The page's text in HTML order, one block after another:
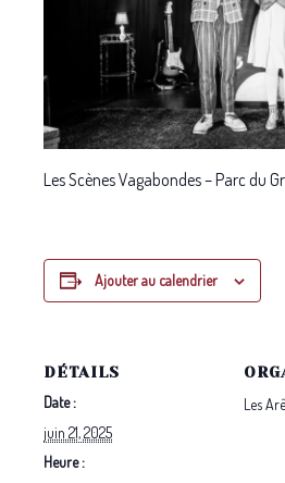
Les Scènes Vagabondes – Parc du
Ajouter au calendrier
DÉTAILS
Date :
juin 21, 2025
Heure :
Les